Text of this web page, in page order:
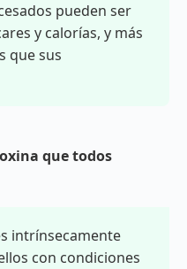
pueden ser
y calorías, y más
que sus
que todos
intrínsecamente
con condiciones